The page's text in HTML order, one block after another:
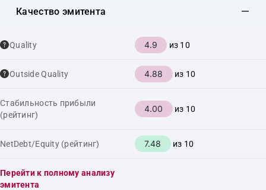
Качество эмитента
Quality 4.9 из 10
Outside Quality 4.88 из 10
Стабильность прибыли
(рейтинг)
4.00 из 10
NetDebt/Equity (рейтинг) 7.48 из 10
Перейти к полному анализу
эмитента